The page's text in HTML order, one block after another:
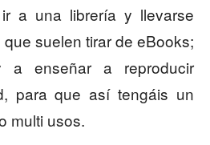
a una librería y llevarse
suelen tirar de eBooks;
enseñar a reproducir
para que así tengáis un
multi usos.